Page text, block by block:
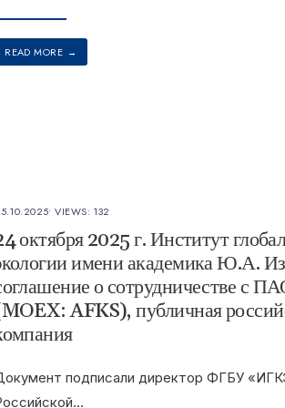
READ MORE →
•VIEWS: 132
октября 2025 г. Институт
имени академика Ю.А.
о сотрудничестве с
AFKS), публичная
подписали директор ФГБУ
...